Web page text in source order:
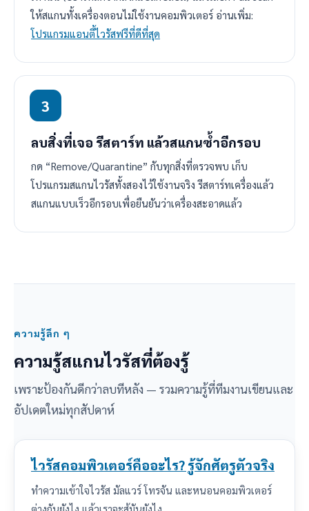
ให้สแกนทั้งเครื่องตอนไม่ใช้งานคอมพิวเตอร์ อ่านเพิ่ม:
โปรแกรมแอนตี้ไวรัสฟรีที่ดีที่สุด
ลบสิ่งที่เจอ รีสตาร์ท แล้วสแกนซ้ำอีกรอบ
กด “Remove/Quarantine” กับทุกสิ่งที่ตรวจพบ เก็บ
โปรแกรมสแกนไวรัสทั้งสองไว้ใช้งานจริง รีสตาร์ทเครื่องแล้ว
สแกนแบบเร็วอีกรอบเพื่อยืนยันว่าเครื่องสะอาดแล้ว
ความรู้ลึก ๆ
ความรู้สแกนไวรัสที่ต้องรู้
เพราะป้องกันดีกว่าลบทีหลัง — รวมความรู้ที่ทีมงานเขียนและ
อัปเดตใหม่ทุกสัปดาห์
ไวรัสคอมพิวเตอร์คืออะไร? รู้จักศัตรูตัวจริง
ทำความเข้าใจไวรัส มัลแวร์ โทรจัน และหนอนคอมพิวเตอร์